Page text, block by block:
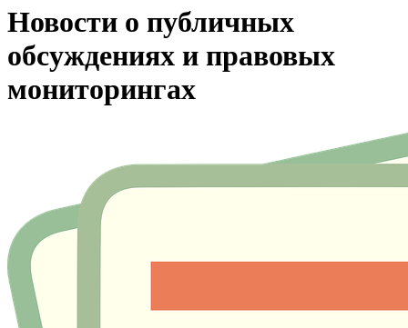
Новости о публичных
обсуждениях и правовых
мониторингах